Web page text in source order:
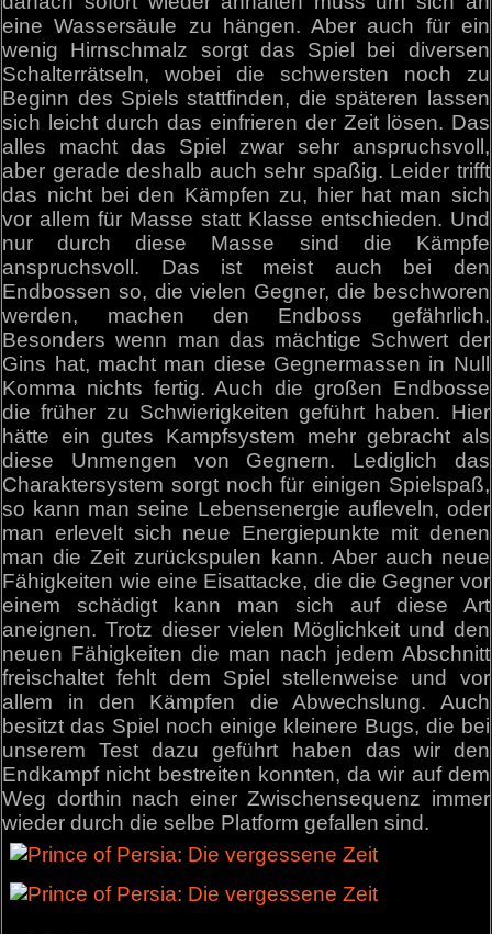
eine Wassersäule zu hängen. Aber auch für ein
wenig Hirnschmalz sorgt das Spiel bei diversen
Schalterrätseln, wobei die schwersten noch zu
Beginn des Spiels stattfinden, die späteren lassen
sich leicht durch das einfrieren der Zeit lösen. Das
alles macht das Spiel zwar sehr anspruchsvoll,
aber gerade deshalb auch sehr spaßig. Leider trifft
das nicht bei den Kämpfen zu, hier hat man sich
vor allem für Masse statt Klasse entschieden. Und
nur durch diese Masse sind die Kämpfe
anspruchsvoll. Das ist meist auch bei den
Endbossen so, die vielen Gegner, die beschworen
werden, machen den Endboss gefährlich.
Besonders wenn man das mächtige Schwert der
Gins hat, macht man diese Gegnermassen in Null
Komma nichts fertig. Auch die großen Endbosse
die früher zu Schwierigkeiten geführt haben. Hier
hätte ein gutes Kampfsystem mehr gebracht als
diese Unmengen von Gegnern. Lediglich das
Charaktersystem sorgt noch für einigen Spielspaß,
so kann man seine Lebensenergie aufleveln, oder
man erlevelt sich neue Energiepunkte mit denen
man die Zeit zurückspulen kann. Aber auch neue
Fähigkeiten wie eine Eisattacke, die die Gegner vor
einem schädigt kann man sich auf diese Art
aneignen. Trotz dieser vielen Möglichkeit und den
neuen Fähigkeiten die man nach jedem Abschnitt
freischaltet fehlt dem Spiel stellenweise und vor
allem in den Kämpfen die Abwechslung. Auch
besitzt das Spiel noch einige kleinere Bugs, die bei
unserem Test dazu geführt haben das wir den
Endkampf nicht bestreiten konnten, da wir auf dem
Weg dorthin nach einer Zwischensequenz immer
wieder durch die selbe Platform gefallen sind.